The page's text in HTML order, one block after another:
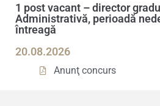
1 post vacant – director
Administrativă, perioadă
întreagă
20.08.2026
Anunţ concurs